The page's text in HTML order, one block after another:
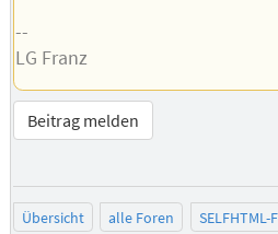
--
LG Franz
Beitrag melden
Übersicht alle Foren SELFHTML-